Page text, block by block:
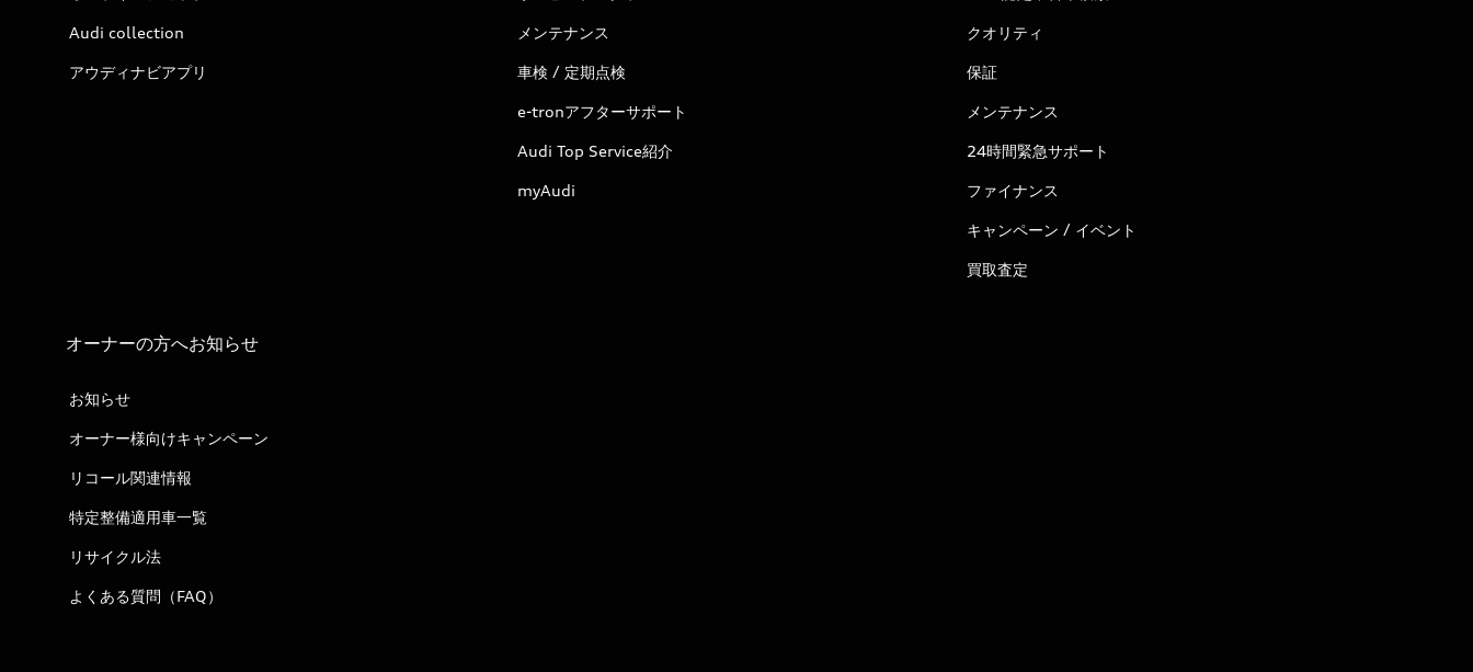
Audi collection
アウディナビアプリ
メンテナンス
車検 / 定期点検
e-tronアフターサポート
Audi Top Service紹介
myAudi
クオリティ
保証
メンテナンス
24時間緊急サポート
ファイナンス
キャンペーン / イベント
買取査定
オーナーの方へお知らせ
お知らせ
オーナー様向けキャンペーン
リコール関連情報
特定整備適用車一覧
リサイクル法
よくある質問（FAQ）